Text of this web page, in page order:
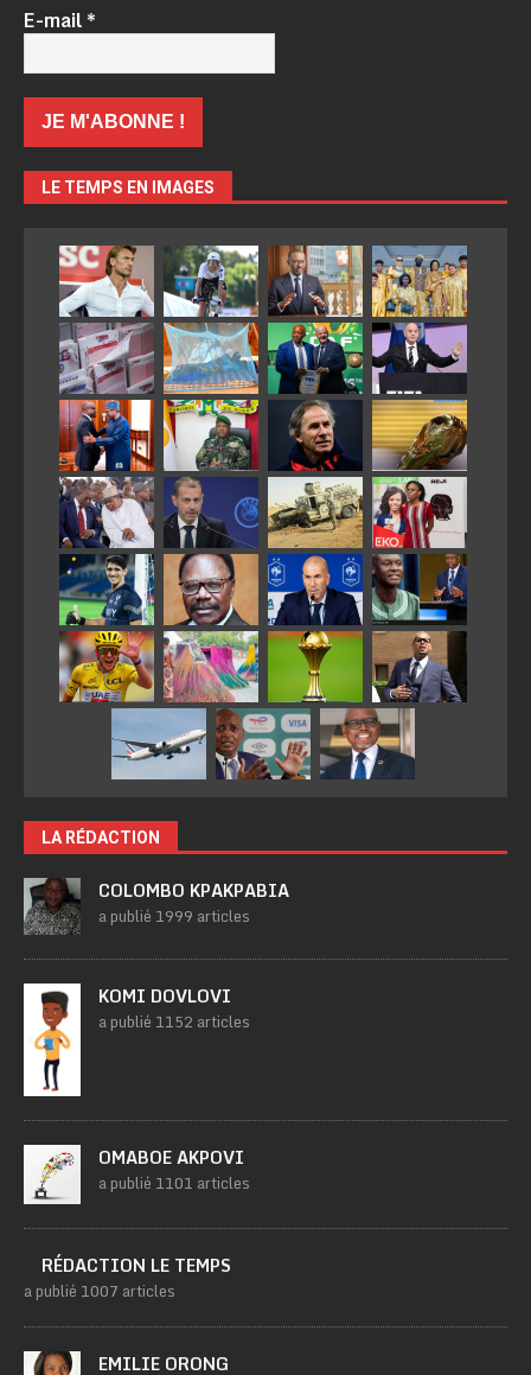
E-mail*
LE TEMPS EN IMAGES
LA RÉDACTION
COLOMBO KPAKPABIA
a publié 1999 articles
KOMI DOVLOVI
a publié 1152 articles
OMABOE AKPOVI
a publié 1101 articles
RÉDACTION LE TEMPS
a publié 1007 articles
EMILIE ORONG